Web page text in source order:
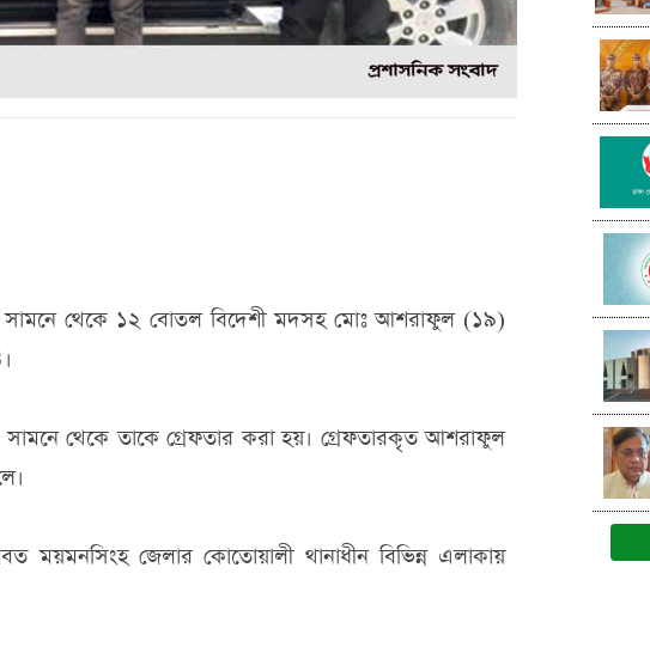
সামনে থেকে ১২ বোতল বিদেশী মদসহ মোঃ আশরাফুল (১৯)
থেকে তাকে গ্রেফতার করা হয়। গ্রেফতারকৃত আশরাফুল
ময়মনসিংহ জেলার কোতোয়ালী থানাধীন বিভিন্ন এলাকায়